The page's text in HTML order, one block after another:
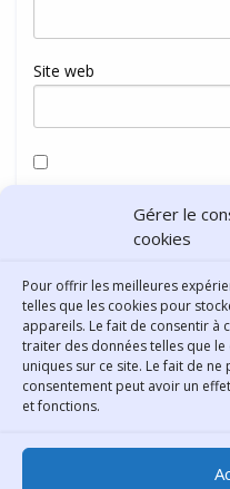
Gérer le
cookies
Pour offrir les meilleures
telles que les cookies pour
appareils. Le fait de consentir à
traiter des données telles que
uniques sur ce site. Le fait de
consentement peut avoir un
et fonctions.
Site web
navigateur pour mon